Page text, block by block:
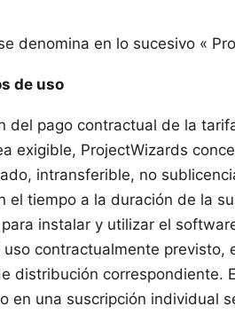
denomina en lo sucesivo «
de uso
del pago contractual de la
exigible, ProjectWizards
intransferible, no
el tiempo a la duración de la
instalar y utilizar el
contractualmente previsto,
distribución correspondiente.
en una suscripción individual